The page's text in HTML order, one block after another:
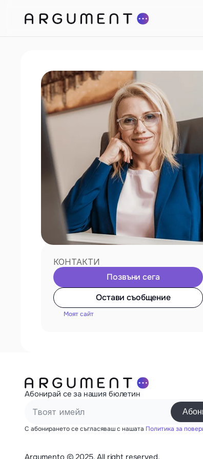
КОНТАКТИ
Позвъни сега
Остави съобщение
Моят сайт
Абонирай се за нашия бюлетин
С абонирането се съгласяваш с нашата Политика за
Argumento © 2025. All right reserved.